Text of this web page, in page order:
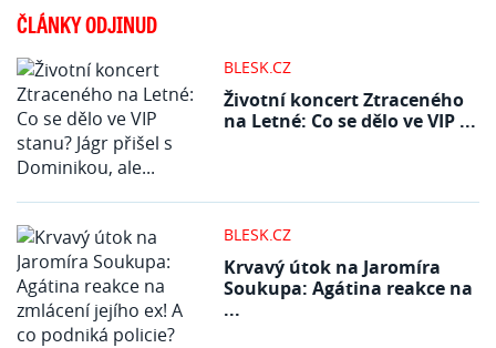
ČLÁNKY ODJINUD
BLESK.CZ
Životní koncert Ztraceného
na Letné: Co se dělo ve VIP ...
BLESK.CZ
Krvavý útok na Jaromíra
Soukupa: Agátina reakce na
...